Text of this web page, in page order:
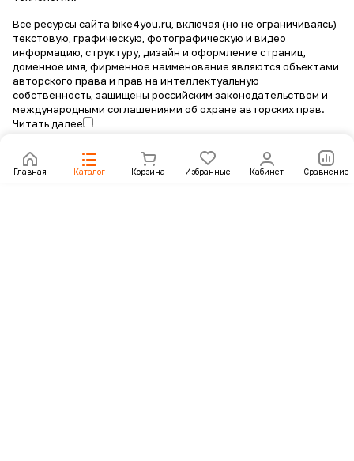
Главная Каталог Корзина Избранные Кабинет Сравнение
Все ресурсы сайта bike4you.ru, включая (но не ограничиваясь)
текстовую, графическую, фотографическую и видео
информацию, структуру, дизайн и оформление страниц,
доменное имя, фирменное наименование являются объектами
авторского права и прав на интеллектуальную
собственность, защищены российским законодательством и
международными соглашениями об охране авторских прав.
Читать далее